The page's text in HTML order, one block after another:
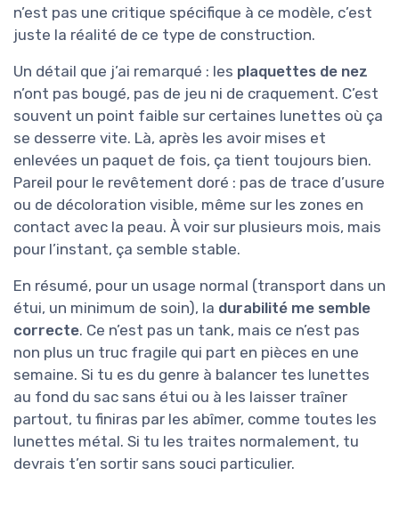
n’est pas une critique spécifique à ce modèle, c’est
juste la réalité de ce type de construction.
Un détail que j’ai remarqué : les plaquettes de nez
n’ont pas bougé, pas de jeu ni de craquement. C’est
souvent un point faible sur certaines lunettes où ça
se desserre vite. Là, après les avoir mises et
enlevées un paquet de fois, ça tient toujours bien.
Pareil pour le revêtement doré : pas de trace d’usure
ou de décoloration visible, même sur les zones en
contact avec la peau. À voir sur plusieurs mois, mais
pour l’instant, ça semble stable.
En résumé, pour un usage normal (transport dans un
étui, un minimum de soin), la durabilité me semble
correcte. Ce n’est pas un tank, mais ce n’est pas
non plus un truc fragile qui part en pièces en une
semaine. Si tu es du genre à balancer tes lunettes
au fond du sac sans étui ou à les laisser traîner
partout, tu finiras par les abîmer, comme toutes les
lunettes métal. Si tu les traites normalement, tu
devrais t’en sortir sans souci particulier.